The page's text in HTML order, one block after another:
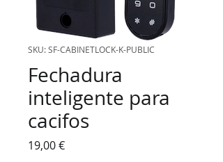
SKU: SF-CABINETLOCK-K-PUBLIC
Fechadura
inteligente para
cacifos
19,00 €Preço